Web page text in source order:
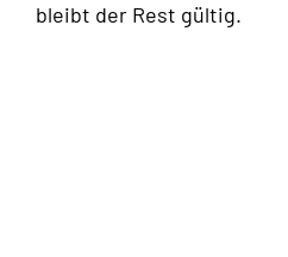
bleibt der Rest gültig.